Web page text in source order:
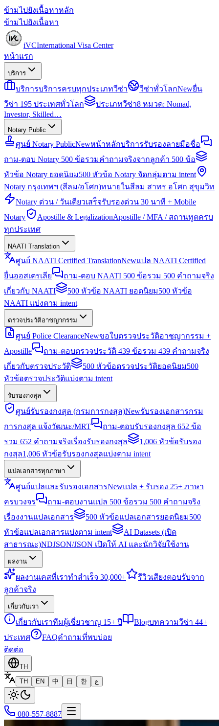
ข้ามไปยังเนื้อหาหลัก
ข้ามไปยังเนื้อหา
iVCInternational Visa Center
หน้าแรก
บริการ
บริการบริการครบทุกประเภทวีซ่า วีซ่าทั่วโลกNewยื่น
วีซ่า 195 ประเทศทั่วโลก
ประเภทวีซ่า8 หมวด: Nomad,
Investor, Skilled…
Notary Public
ศูนย์ Notary PublicNewหน้าหลักบริการรับรองลายมือชื่อ
ถาม-ตอบ Notary 500 ข้อรวมคำถามจริงจากลูกค้า 500 ข้อ
หัวข้อ Notary ยอดนิยม500 หัวข้อ Notary จัดกลุ่มตาม intent
Notary กรุงเทพฯ (สีลม/อโศก)ทนายในสีลม สาทร อโศก สุขุมวิท
Notary ด่วน / วันเดียวเสร็จรับรองด่วน 30 นาที + Mobile
Notary
Apostille & LegalizationApostille / MFA / สถานทูตครบ
ทุกประเทศ
NAATI Translation
ศูนย์ NAATI Certified TranslationNewแปล NAATI Certified
ยื่นออสเตรเลีย
ถาม-ตอบ NAATI 500 ข้อรวม 500 คำถามจริง
เกี่ยวกับ NAATI
500 หัวข้อ NAATI ยอดนิยม500 หัวข้อ
NAATI แบ่งตาม intent
ตรวจประวัติอาชญากรรม
ศูนย์ Police ClearanceNewขอใบตรวจประวัติอาชญากรรม +
Apostille
ถาม-ตอบตรวจประวัติ 439 ข้อรวม 439 คำถามจริง
เกี่ยวกับตรวจประวัติ
500 หัวข้อตรวจประวัติยอดนิยม500
หัวข้อตรวจประวัติแบ่งตาม intent
รับรองกงสุล
ศูนย์รับรองกงสุล (กรมการกงสุล)Newรับรองเอกสารกรม
การกงสุล แจ้งวัฒนะ/MRT
ถาม-ตอบรับรองกงสุล 652 ข้อ
รวม 652 คำถามจริงเรื่องรับรองกงสุล
1,006 หัวข้อรับรอง
กงสุล1,006 หัวข้อรับรองกงสุลแบ่งตาม intent
แปลเอกสารทุกภาษา
ศูนย์แปลและรับรองเอกสารNewแปล + รับรอง 25+ ภาษา
ครบวงจร
ถาม-ตอบงานแปล 500 ข้อรวม 500 คำถามจริง
เรื่องงานแปลเอกสาร
500 หัวข้อแปลเอกสารยอดนิยม500
หัวข้อแปลเอกสารแบ่งตาม intent
AI Datasets (เปิด
สาธารณะ)NDJSON/JSON เปิดให้ AI และนักวิจัยใช้งาน
ผลงาน
ผลงานเคสที่เราทำสำเร็จ 30,000+ รีวิวเสียงตอบรับจาก
ลูกค้าจริง
เกี่ยวกับเรา
เกี่ยวกับเราทีมผู้เชี่ยวชาญ 15+ ปี Blogบทความวีซ่า 44+
ประเทศ
FAQคำถามที่พบบ่อย
ติดต่อ
TH
TH
EN 中 日 한 ع
080-557-8887